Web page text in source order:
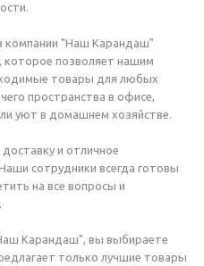
компании "Наш Карандаш"
которое позволяет нашим
товары для любых
пространства в офисе,
уют в домашнем хозяйстве.
и отличное
сотрудники всегда готовы
на все вопросы и
Карандаш", вы выбираете
только лучшие товары